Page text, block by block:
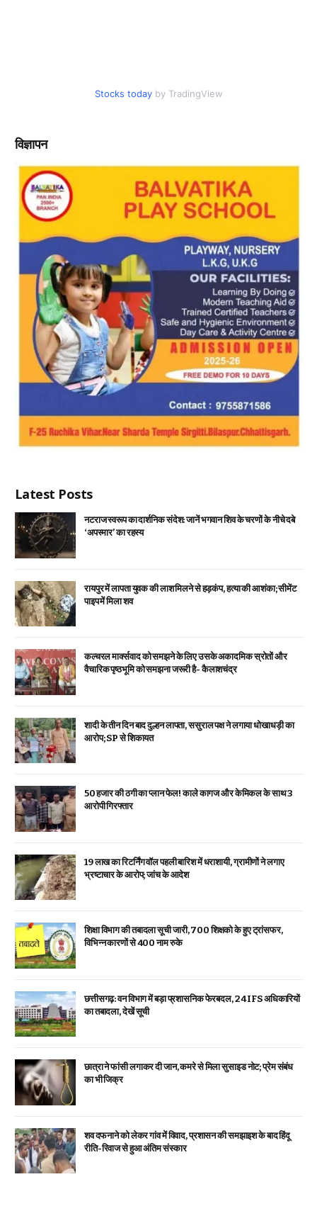
Stocks today by TradingView
विज्ञापन
Latest Posts
नटराज स्वरूप का दार्शनिक संदेश: जानें भगवान शिव के चरणों के नीचे दबे
‘अपस्मार’ का रहस्य
रायपुर में लापता युवक की लाश मिलने से हड़कंप, हत्या की आशंका; सीमेंट
पाइप में मिला शव
कल्चरल मार्क्सवाद को समझने के लिए उसके अकादमिक स्रोतों और
वैचारिक पृष्ठभूमि को समझना जरूरी है- कैलाशचंद्र
शादी के तीन दिन बाद दुल्हन लापता, ससुराल पक्ष ने लगाया धोखाधड़ी का
आरोप; SP से शिकायत
₹50 हजार की ठगी का प्लान फेल! काले कागज और केमिकल के साथ 3
आरोपी गिरफ्तार
19 लाख का रिटर्निंग वॉल पहली बारिश में धराशायी, ग्रामीणों ने लगाए
भ्रष्टाचार के आरोप; जांच के आदेश
शिक्षा विभाग की तबादला सूची जारी, 700 शिक्षको के हुए ट्रांसफर,
विभिन्न कारणों से 400 नाम रुके
छत्तीसगढ़: वन विभाग में बड़ा प्रशासनिक फेरबदल, 24 IFS अधिकारियों
का तबादला, देखें सूची
छात्रा ने फांसी लगाकर दी जान, कमरे से मिला सुसाइड नोट; प्रेम संबंध
का भी जिक्र
शव दफनाने को लेकर गांव में विवाद, प्रशासन की समझाइश के बाद हिंदू
रीति-रिवाज से हुआ अंतिम संस्कार